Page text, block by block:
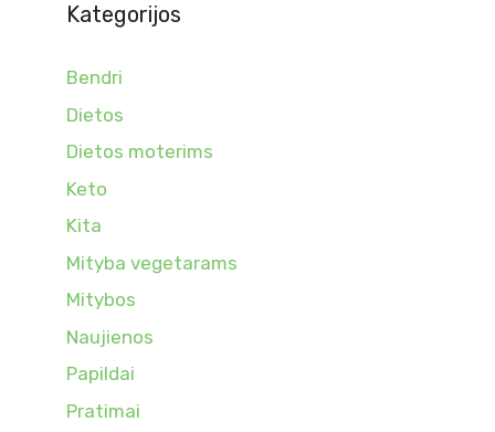
Kategorijos
Bendri
Dietos
Dietos moterims
Keto
Kita
Mityba vegetarams
Mitybos
Naujienos
Papildai
Pratimai